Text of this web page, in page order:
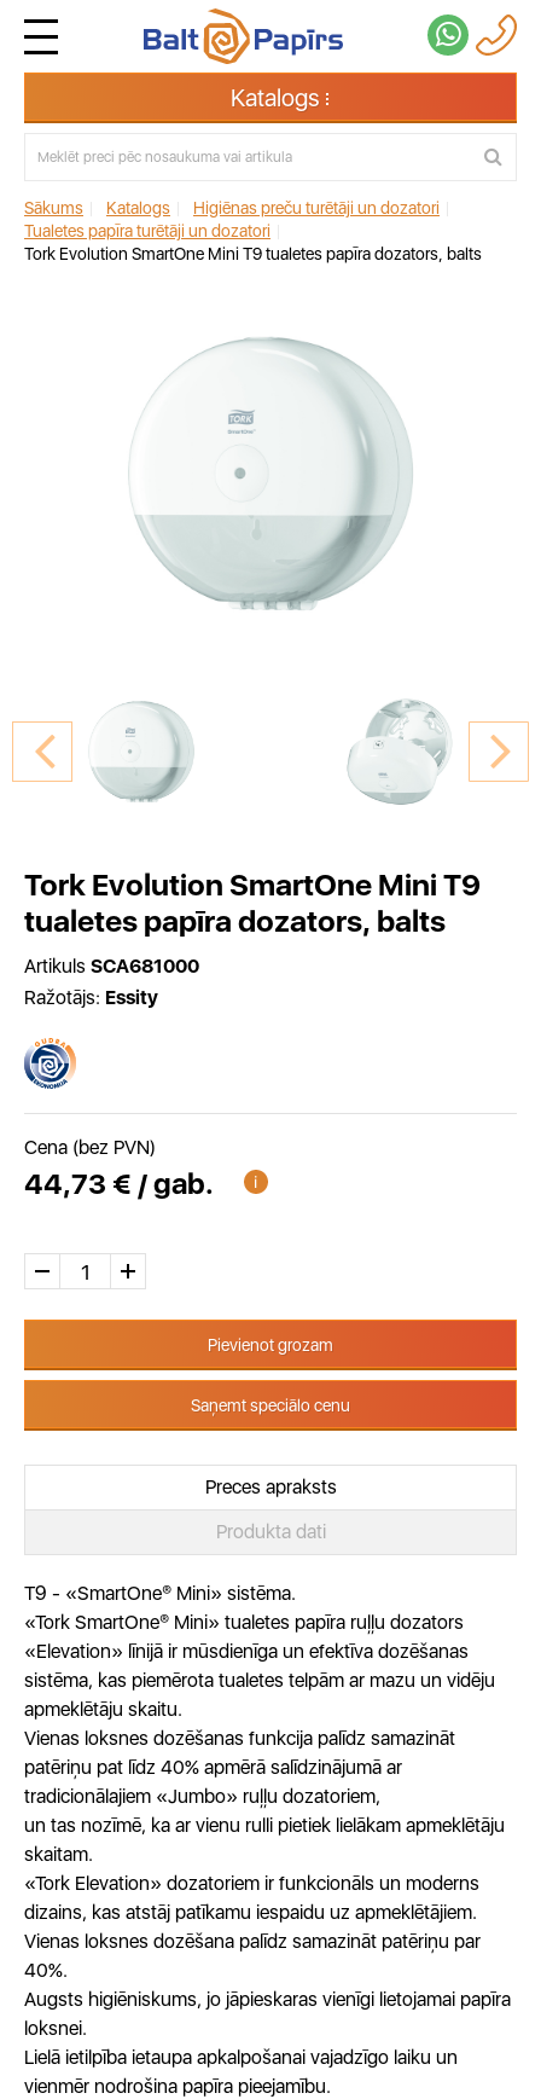
Katalogs
Sākums Katalogs Higiēnas preču turētāji un dozatori
Tualetes papīra turētāji un dozatori
Tork Evolution SmartOne Mini T9 tualetes papīra dozators, balts
Tork Evolution SmartOne Mini T9
tualetes papīra dozators, balts
Artikuls SCA681000
Ražotājs: Essity
Cena (bez PVN)
44,73 € / gab.
Pievienot grozam
Saņemt speciālo cenu
Preces apraksts
Produkta dati
T9 - «SmartOne® Mini» sistēma.
«Tork SmartOne® Mini» tualetes papīra ruļļu dozators
«Elevation» līnijā ir mūsdienīga un efektīva dozēšanas
sistēma, kas piemērota tualetes telpām ar mazu un vidēju
apmeklētāju skaitu.
Vienas loksnes dozēšanas funkcija palīdz samazināt
patēriņu pat līdz 40% apmērā salīdzinājumā ar
tradicionālajiem «Jumbo» ruļļu dozatoriem,
un tas nozīmē, ka ar vienu rulli pietiek lielākam apmeklētāju
skaitam.
«Tork Elevation» dozatoriem ir funkcionāls un moderns
dizains, kas atstāj patīkamu iespaidu uz apmeklētājiem.
Vienas loksnes dozēšana palīdz samazināt patēriņu par
40%.
Augsts higiēniskums, jo jāpieskaras vienīgi lietojamai papīra
loksnei.
Lielā ietilpība ietaupa apkalpošanai vajadzīgo laiku un
vienmēr nodrošina papīra pieejamību.